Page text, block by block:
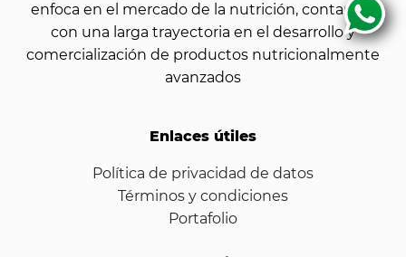
enfoca en el mercado de la nutrición, contamos
con una larga trayectoria en el desarrollo y
comercialización de productos nutricionalmente
avanzados
Enlaces útiles
Política de privacidad de datos
Términos y condiciones
Portafolio